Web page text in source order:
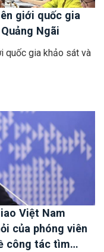
giới quốc gia
Ngãi
quốc gia khảo sát và
Việt Nam
của phóng viên
công tác tìm